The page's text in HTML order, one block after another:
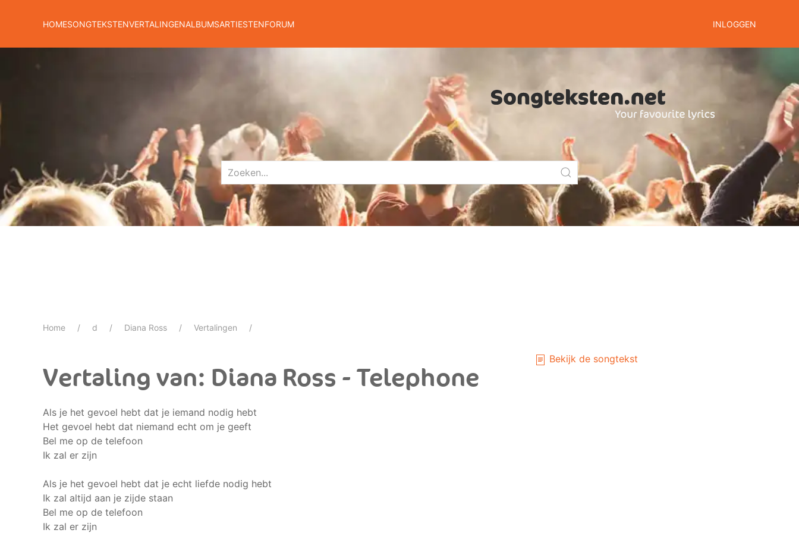
HOMESONGTEKSTENVERTALINGENALBUMSARTIESTENFORUM INLOGGEN
Home d Diana Ross Vertalingen
Vertaling van: Diana Ross - Telephone
Als je het gevoel hebt dat je iemand nodig hebt
Het gevoel hebt dat niemand echt om je geeft
Bel me op de telefoon
Ik zal er zijn
Als je het gevoel hebt dat je echt liefde nodig hebt
Ik zal altijd aan je zijde staan
Bel me op de telefoon
Ik zal er zijn
Bekijk de songtekst